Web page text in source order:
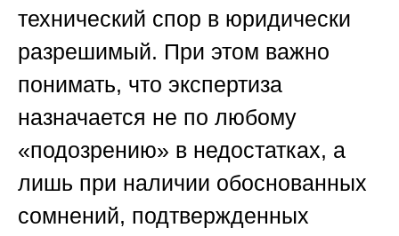
технический спор в юридически
разрешимый. При этом важно
понимать, что экспертиза
назначается не по любому
«подозрению» в недостатках, а
лишь при наличии обоснованных
сомнений, подтвержденных